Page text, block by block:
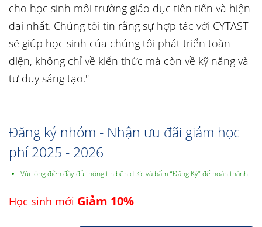
cho học sinh môi trường giáo dục tiên tiến và hiện
đại nhất. Chúng tôi tin rằng sự hợp tác với CYTAST
sẽ giúp học sinh của chúng tôi phát triển toàn
diện, không chỉ về kiến thức mà còn về kỹ năng và
tư duy sáng tạo."
Đăng ký nhóm - Nhận ưu đãi giảm học
phí 2025 - 2026
Vùi lòng điền đầy đủ thông tin bên dưới và bấm “Đăng Ký” để hoàn thành.
Học sinh mới Giảm 10%